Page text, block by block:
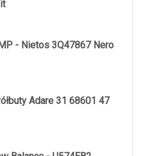
- Nietos 3Q47867 Nero
Adare 31 68601 47